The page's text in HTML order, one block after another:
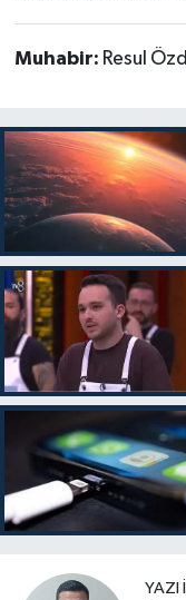
Muhabir: Resul
YAZI